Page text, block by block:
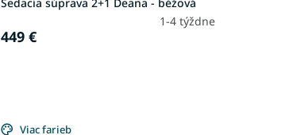
1-4 týždne
449 €
Viac farieb